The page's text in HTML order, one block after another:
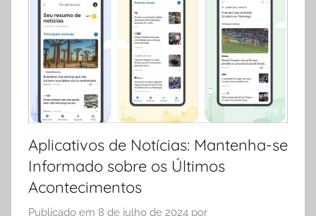
Aplicativos de Notícias: Mantenha-se
Informado sobre os Últimos
Acontecimentos
Publicado em 8 de julho de 2024 por